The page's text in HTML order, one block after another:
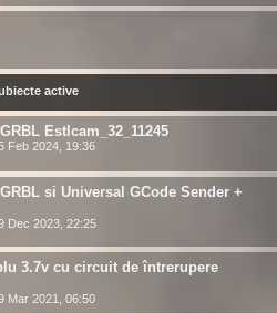
active
Estlcam_32_11245
Feb 2024, 19:36
si Universal GCode Sender +
Dec 2023, 22:25
3.7v cu circuit de întrerupere
Mar 2021, 06:50